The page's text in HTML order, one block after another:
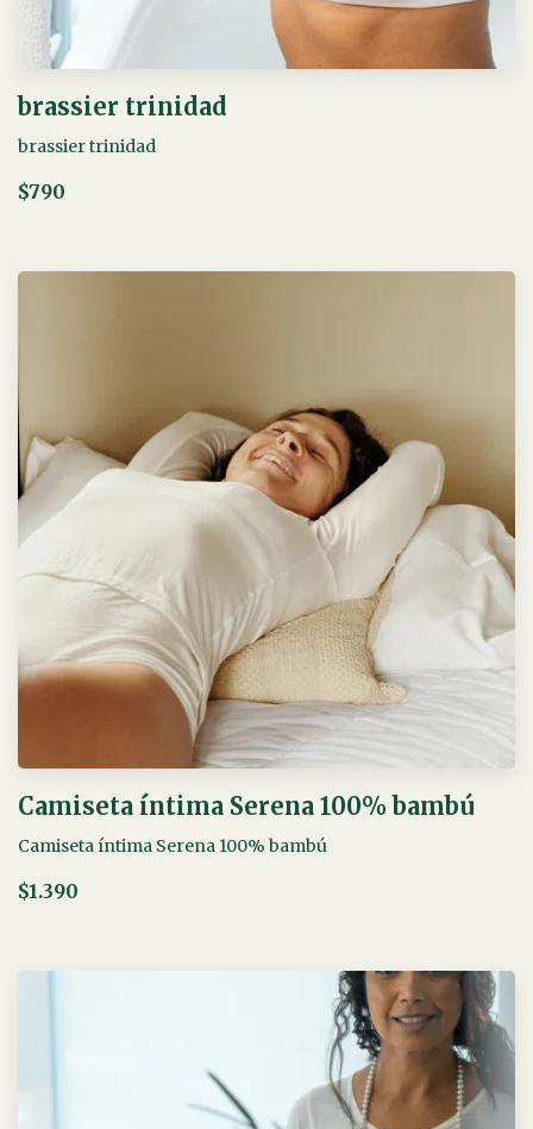
brassier trinidad
brassier trinidad
$790
Camiseta íntima Serena 100% bambú
Camiseta íntima Serena 100% bambú
$1.390